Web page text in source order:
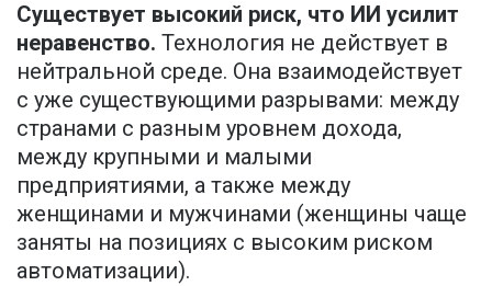
Существует высокий риск, что ИИ усилит
неравенство. Технология не действует в
нейтральной среде. Она взаимодействует
с уже существующими разрывами: между
странами с разным уровнем дохода,
между крупными и малыми
предприятиями, а также между
женщинами и мужчинами (женщины чаще
заняты на позициях с высоким риском
автоматизации).